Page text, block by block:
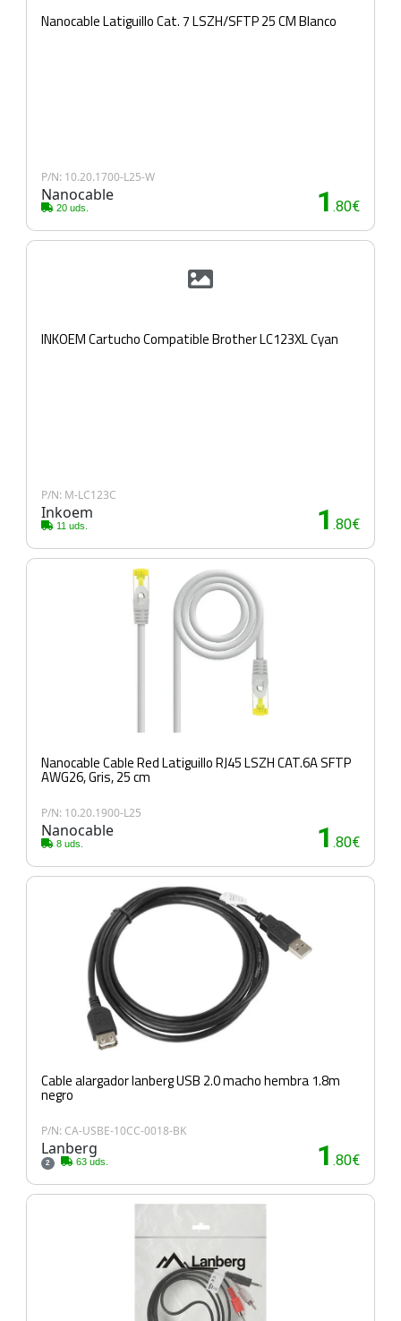
Nanocable Latiguillo Cat. 7 LSZH/SFTP 25 CM Blanco
P/N: 10.20.1700-L25-W
Nanocable
20 uds. 1 .80€
INKOEM Cartucho Compatible Brother LC123XL Cyan
P/N: M-LC123C
Inkoem
11 uds. 1 .80€
Nanocable Cable Red Latiguillo RJ45 LSZH CAT.6A SFTP
AWG26, Gris, 25 cm
P/N: 10.20.1900-L25
Nanocable
8 uds. 1 .80€
Cable alargador lanberg USB 2.0 macho hembra 1.8m
negro
P/N: CA-USBE-10CC-0018-BK
Lanberg
2 63 uds. 1 .80€